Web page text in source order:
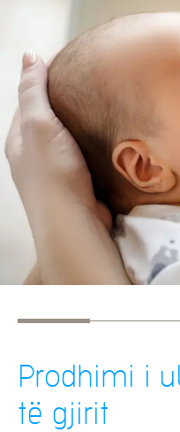
Prodhimi i
të gjirit